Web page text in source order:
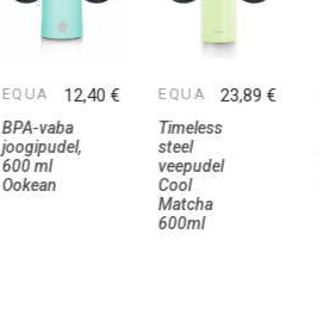
EQUA
BPA-vaba
joogipudel,
600 ml
Ookean
12,40 € EQUA
Timeless
steel
veepudel
Cool
Matcha
600ml
23,89 €